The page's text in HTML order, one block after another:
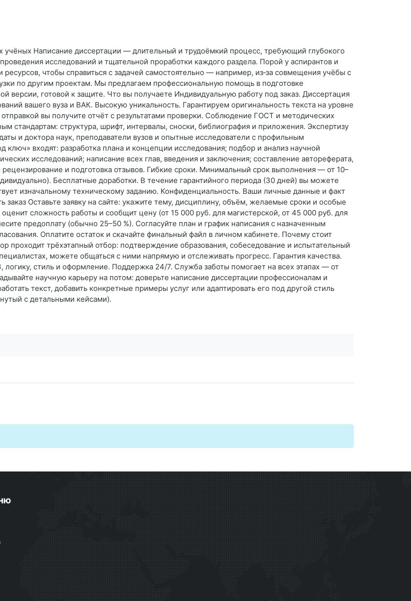
Написание диссертации — длительный и трудоёмкий процесс, требующий глубокого
исследований и тщательной проработки каждого раздела. Порой у аспирантов и
чтобы справиться с задачей самостоятельно — например, из‑за совмещения учёбы с
по другим проектам. Мы предлагаем профессиональную помощь в подготовке
версии, готовой к защите. Что вы получаете Индивидуальную работу под заказ. Диссертация
вашего вуза и ВАК. Высокую уникальность. Гарантируем оригинальность текста на уровне
вы получите отчёт с результатами проверки. Соблюдение ГОСТ и методических
стандартам: структура, шрифт, интервалы, сноски, библиография и приложения. Экспертизу
и доктора наук, преподаватели вузов и опытные исследователи с профильным
входят: разработка плана и концепции исследования; подбор и анализ научной
исследований; написание всех глав, введения и заключения; составление автореферата,
и подготовка отзывов. Гибкие сроки. Минимальный срок выполнения — от 10–
Бесплатные доработки. В течение гарантийного периода (30 дней) вы можете
изначальному техническому заданию. Конфиденциальность. Ваши личные данные и факт
заказ Оставьте заявку на сайте: укажите тему, дисциплину, объём, желаемые сроки и особые
сложность работы и сообщит цену (от 15 000 руб. для магистерской, от 45 000 руб. для
предоплату (обычно 25–50 %). Согласуйте план и график написания с назначенным
Оплатите остаток и скачайте финальный файл в личном кабинете. Почему стоит
проходит трёхэтапный отбор: подтверждение образования, собеседование и испытательный
можете общаться с ними напрямую и отслеживать прогресс. Гарантия качества.
логику, стиль и оформление. Поддержка 24/7. Служба заботы помогает на всех этапах — от
научную карьеру на потом: доверьте написание диссертации профессионалам и
текст, добавить конкретные примеры услуг или адаптировать его под другой стиль
с детальными кейсами).